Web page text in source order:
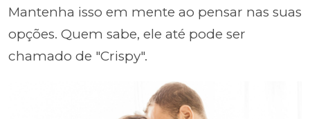
Mantenha isso em mente ao pensar nas suas
opções. Quem sabe, ele até pode ser
chamado de "Crispy".